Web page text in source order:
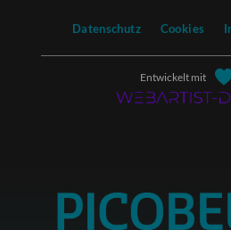
Datenschutz Cookies
Entwickelt mit